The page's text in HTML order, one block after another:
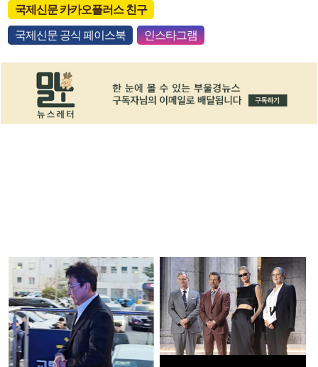
국제신문 카카오플러스 친구
국제신문 공식 페이스북 인스타그램